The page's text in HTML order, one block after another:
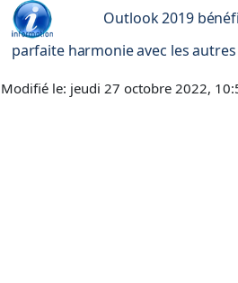
Outlook 2019
parfaite harmonie avec les
Modifié le: jeudi 27 octobre 2022,